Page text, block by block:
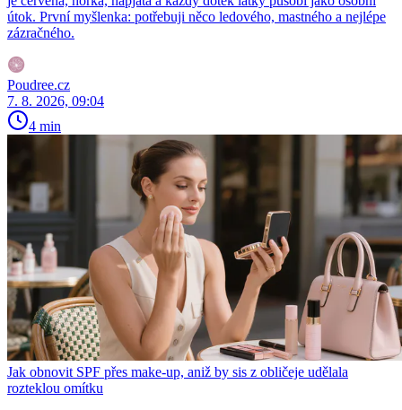
útok. První myšlenka: potřebuji něco ledového, mastného a nejlépe
zázračného.
Poudree.cz
7. 8. 2026, 09:04
4 min
Jak obnovit SPF přes make-up, aniž by sis z obličeje udělala
rozteklou omítku